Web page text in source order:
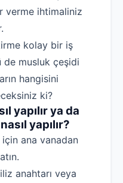
verme ihtimaliniz
kolay bir iş
musluk çeşidi
hangisini
ki?
yapılır ya da
yapılır?
ana vanadan
anahtarı veya